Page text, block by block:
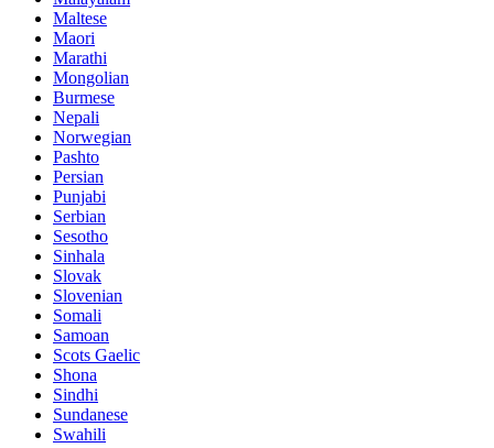
Maltese
Maori
Marathi
Mongolian
Burmese
Nepali
Norwegian
Pashto
Persian
Punjabi
Serbian
Sesotho
Sinhala
Slovak
Slovenian
Somali
Samoan
Scots Gaelic
Shona
Sindhi
Sundanese
Swahili